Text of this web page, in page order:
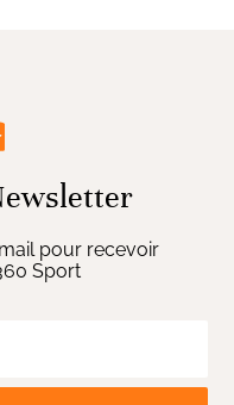
pour recevoir
Sport